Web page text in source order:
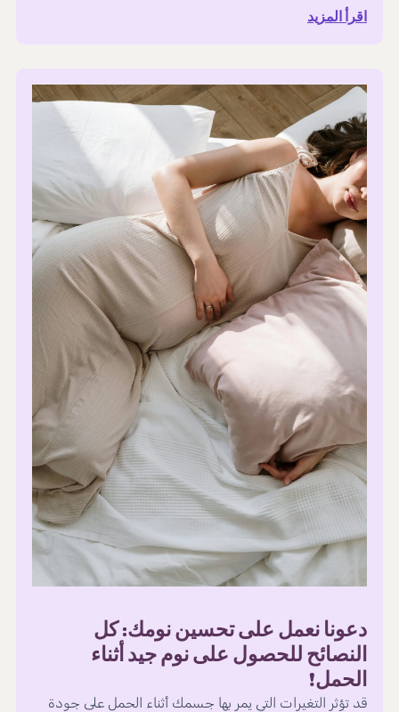
اقرأ المزيد
دعونا نعمل على تحسين نومك: كل
النصائح للحصول على نوم جيد أثناء
الحمل!
قد تؤثر التغيرات التي يمر بها جسمك أثناء الحمل على جودة